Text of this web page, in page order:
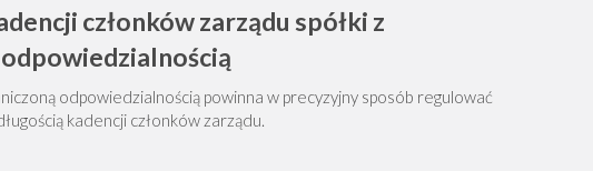
członków zarządu spółki z
odpowiedzialnością powinna w precyzyjny sposób regulować
kadencji członków zarządu.